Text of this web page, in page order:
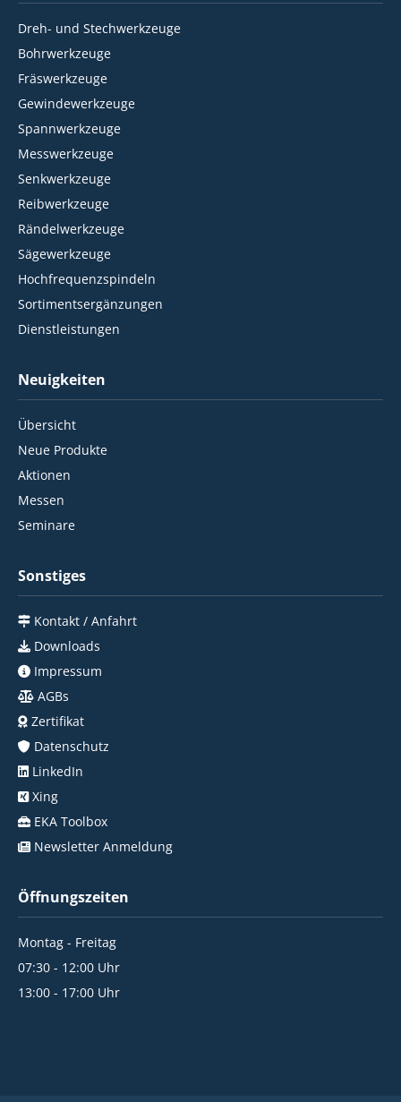
Dreh- und Stechwerkzeuge
Bohrwerkzeuge
Fräswerkzeuge
Gewindewerkzeuge
Spannwerkzeuge
Messwerkzeuge
Senkwerkzeuge
Reibwerkzeuge
Rändelwerkzeuge
Sägewerkzeuge
Hochfrequenzspindeln
Sortimentsergänzungen
Dienstleistungen
Neuigkeiten
Übersicht
Neue Produkte
Aktionen
Messen
Seminare
Sonstiges
Kontakt / Anfahrt
Downloads
Impressum
AGBs
Zertifikat
Datenschutz
LinkedIn
Xing
EKA Toolbox
Newsletter Anmeldung
Öffnungszeiten
Montag - Freitag
07:30 - 12:00 Uhr
13:00 - 17:00 Uhr